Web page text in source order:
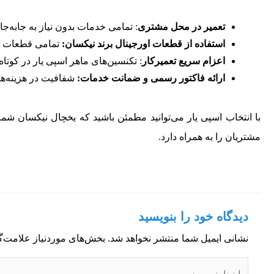
تعمیر در محل مشتری: تمامی خدمات بدون نیاز به
استفاده از قطعات اورجینال برند نیکسان: تمامی قطعات
اعزام سریع تعمیرکار : تکنسین‌های ماهر اسپی یار در
ارائه فاکتور رسمی و ضمانت خدمات: شفافیت در
با انتخاب اسپی یار می‌توانید مطمئن باشید که یخچال نیکسان
مشتریان را به همراه دارد.
دیدگاه‌ خود را بنویسید
نشانی ایمیل شما منتشر نخواهد شد. بخش‌های موردنیاز